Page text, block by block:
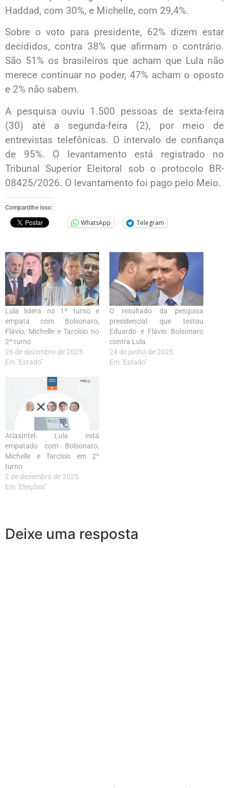
Haddad, com 30%, e Michelle, com 29,4%.
Sobre o voto para presidente, 62% dizem estar
decididos, contra 38% que afirmam o contrário.
São 51% os brasileiros que acham que Lula não
merece continuar no poder, 47% acham o oposto
e 2% não sabem.
A pesquisa ouviu 1.500 pessoas de sexta-feira
(30) até a segunda-feira (2), por meio de
entrevistas telefônicas. O intervalo de confiança
de 95%. O levantamento está registrado no
Tribunal Superior Eleitoral sob o protocolo BR-
08425/2026. O levantamento foi pago pelo Meio.
Compartilhe isso:
WhatsApp Telegram
Lula lidera no 1º turno e
empata com Bolsonaro,
Flávio, Michelle e Tarcísio no
2º turno
26 de dezembro de 2025
Em "Estado"
O resultado da pesquisa
presidencial que testou
Eduardo e Flávio Bolsonaro
contra Lula
24 de junho de 2025
Em "Estado"
AtlasIntel: Lula está
empatado com Bolsonaro,
Michelle e Tarcísio em 2º
turno
2 de dezembro de 2025
Em "Eleições"
Deixe uma resposta